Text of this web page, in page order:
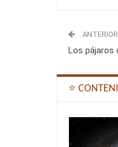
ANTERIOR
Los pájaros
⭐